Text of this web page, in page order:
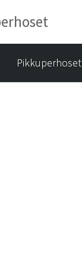
Pikkuperhoset